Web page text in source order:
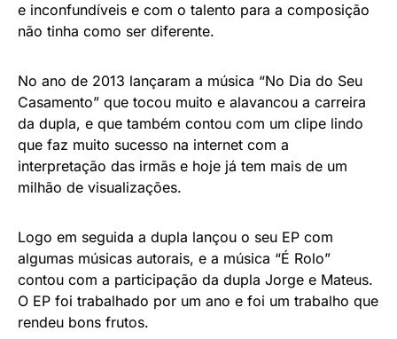
e inconfundíveis e com o talento para a composição
não tinha como ser diferente.
No ano de 2013 lançaram a música “No Dia do Seu
Casamento” que tocou muito e alavancou a carreira
da dupla, e que também contou com um clipe lindo
que faz muito sucesso na internet com a
interpretação das irmãs e hoje já tem mais de um
milhão de visualizações.
Logo em seguida a dupla lançou o seu EP com
algumas músicas autorais, e a música “É Rolo”
contou com a participação da dupla Jorge e Mateus.
O EP foi trabalhado por um ano e foi um trabalho que
rendeu bons frutos.